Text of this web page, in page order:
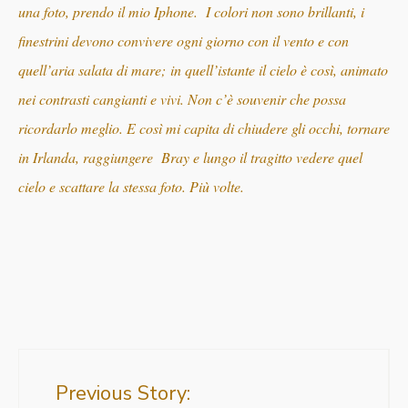
una foto, prendo il mio Iphone. I colori non sono brillanti, i
finestrini devono convivere ogni giorno con il vento e con
quell’aria salata di mare; in quell’istante il cielo è così, animato
nei contrasti cangianti e vivi. Non c’è souvenir che possa
ricordarlo meglio. E così mi capita di chiudere gli occhi, tornare
in Irlanda, raggiungere Bray e lungo il tragitto vedere quel
cielo e scattare la stessa foto. Più volte.
Previous Story: